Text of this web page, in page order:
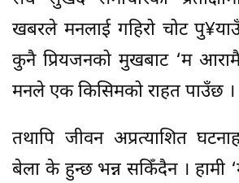
खबरले मनलाई गहिरो चोट
कुनै प्रियजनको मुखबाट ‘म
मनले एक किसिमको राहत पाउँछ ।
तथापि जीवन अप्रत्याशित
बेला के हुन्छ भन्न सकिँदैन । हामी